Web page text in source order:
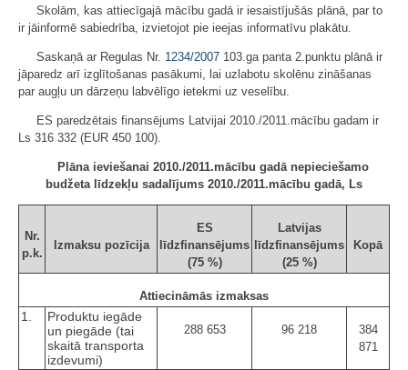
Skolām, kas attiecīgajā mācību gadā ir iesaistījušās plānā, par to
ir jāinformē sabiedrība, izvietojot pie ieejas informatīvu plakātu.
Saskaņā ar Regulas Nr. 1234/2007 103.ga panta 2.punktu plānā ir
jāparedz arī izglītošanas pasākumi, lai uzlabotu skolēnu zināšanas
par augļu un dārzeņu labvēlīgo ietekmi uz veselību.
ES paredzētais finansējums Latvijai 2010./2011.mācību gadam ir
Ls 316 332 (EUR 450 100).
Plāna ieviešanai 2010./2011.mācību gadā nepieciešamo
budžeta līdzekļu sadalījums 2010./2011.mācību gadā, Ls
Nr.
p.k.
Izmaksu pozīcija
ES
līdzfinansējums
(75 %)
Latvijas
līdzfinansējums
(25 %)
Kopā
Attiecināmās izmaksas
1.
Produktu iegāde
un piegāde (tai
skaitā transporta
izdevumi)
288 653 96 218
384
871